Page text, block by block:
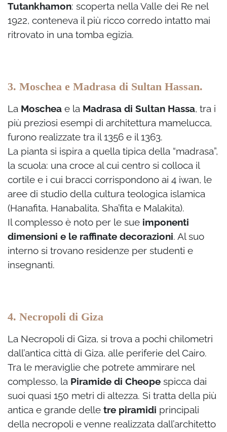
Tutankhamon: scoperta nella Valle dei Re nel
1922, conteneva il più ricco corredo intatto mai
ritrovato in una tomba egizia.
3. Moschea e Madrasa di Sultan Hassan.
La Moschea e la Madrasa di Sultan Hassa, tra i
più preziosi esempi di architettura mamelucca,
furono realizzate tra il 1356 e il 1363.
La pianta si ispira a quella tipica della “madrasa”,
la scuola: una croce al cui centro si colloca il
cortile e i cui bracci corrispondono ai 4 iwan, le
aree di studio della cultura teologica islamica
(Hanafita, Hanabalita, Sha’fita e Malakita).
Il complesso è noto per le sue imponenti
dimensioni e le raffinate decorazioni. Al suo
interno si trovano residenze per studenti e
insegnanti.
4. Necropoli di Giza
La Necropoli di Giza, si trova a pochi chilometri
dall’antica città di Giza, alle periferie del Cairo.
Tra le meraviglie che potrete ammirare nel
complesso, la Piramide di Cheope spicca dai
suoi quasi 150 metri di altezza. Si tratta della più
antica e grande delle tre piramidi principali
della necropoli e venne realizzata dall’architetto